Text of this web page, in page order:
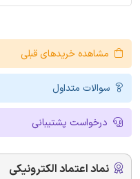
مشاهده خریدهای قبلی
سوالات متداول
درخواست پشتیبانی
نماد اعتماد الکترونیکی